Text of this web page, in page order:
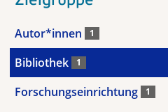
Autor*innen 1
Bibliothek 1
Forschungseinrichtung 1